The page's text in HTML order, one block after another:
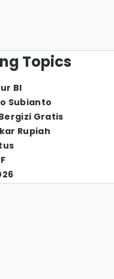
Topics
BI
Subianto
Gratis
Rupiah